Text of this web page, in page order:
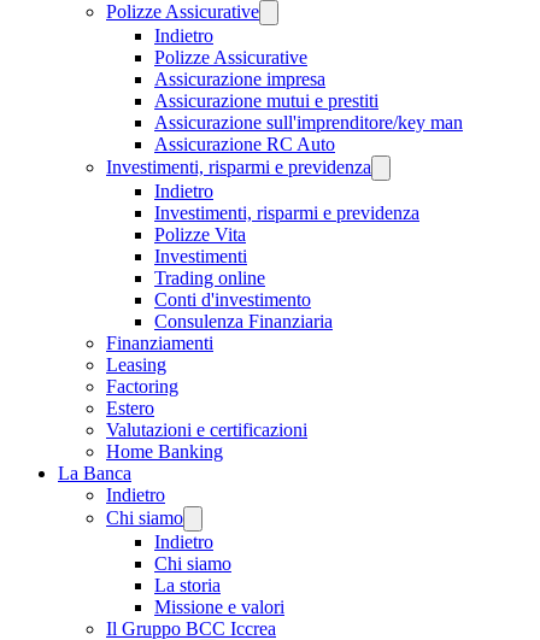
Polizze Assicurative
Indietro
Polizze Assicurative
Assicurazione impresa
Assicurazione mutui e prestiti
Assicurazione sull'imprenditore/key man
Assicurazione RC Auto
Investimenti, risparmi e previdenza
Indietro
Investimenti, risparmi e previdenza
Polizze Vita
Investimenti
Trading online
Conti d'investimento
Consulenza Finanziaria
Finanziamenti
Leasing
Factoring
Estero
Valutazioni e certificazioni
Home Banking
La Banca
Indietro
Chi siamo
Indietro
Chi siamo
La storia
Missione e valori
Il Gruppo BCC Iccrea